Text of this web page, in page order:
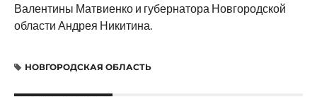
Валентины Матвиенко и губернатора Новгородской
области Андрея Никитина.
НОВГОРОДСКАЯ ОБЛАСТЬ